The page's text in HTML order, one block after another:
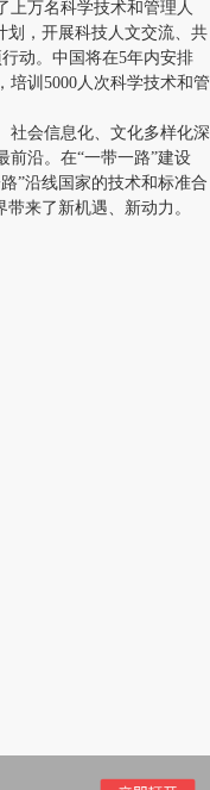
万名科学技术和管理人
划，开展科技人文交流、共
动。中国将在5年内安排
培训5000人次科学技术和管
会信息化、文化多样化深
前沿。在“一带一路”建设
”沿线国家的技术和标准合
来了新机遇、新动力。